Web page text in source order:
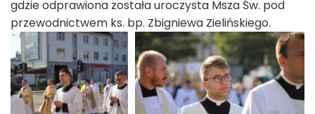
gdzie odprawiona została uroczysta Msza Św. pod
przewodnictwem ks. bp. Zbigniewa Zielińskiego.